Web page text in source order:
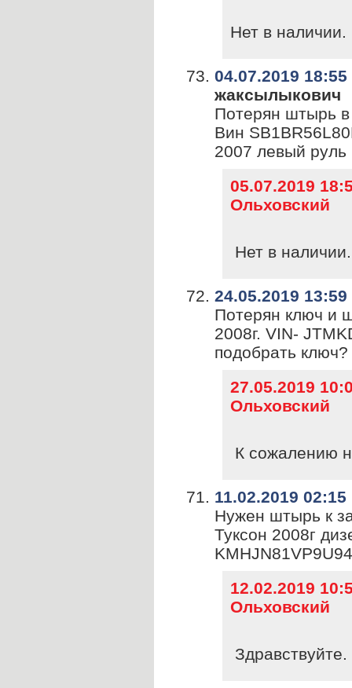
Нет в наличии.
04.07.2019 18:55
жаксылыкович
Потерян штырь в
Вин
2007 левый руль
05.07.2019
Ольховский
Нет в наличии.
24.05.2019 13:59
Потерян ключ и
2008г. VIN-
подобрать ключ?
27.05.2019
Ольховский
К сожалению
11.02.2019 02:15
Нужен штырь к
Туксон 2008г
12.02.2019
Ольховский